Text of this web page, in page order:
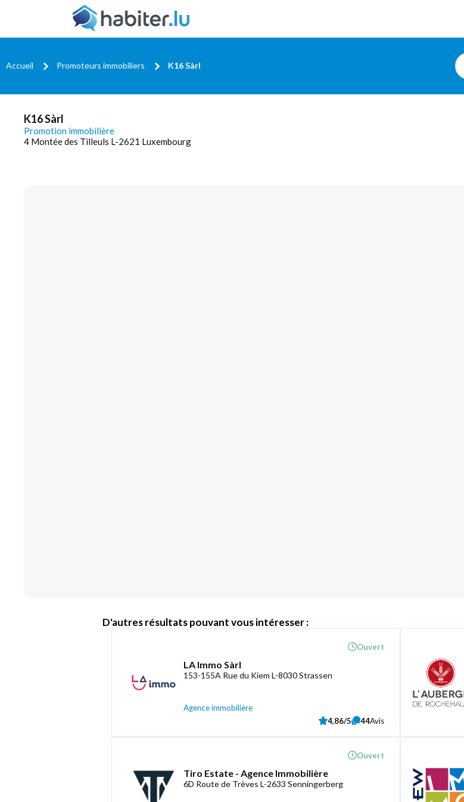
Accueil Promoteurs immobiliers K16 Sàrl
K16 Sàrl
Promotion immobilière
4 Montée des Tilleuls L-2621 Luxembourg
D'autres résultats pouvant vous intéresser :
LA Immo Sàrl
153-155A Rue du Kiem L-8030 Strassen
Agence immobilière
Ouvert
4,86/5 44Avis
Tiro Estate - Agence Immobilière
6D Route de Trèves L-2633 Senningerberg
Ouvert